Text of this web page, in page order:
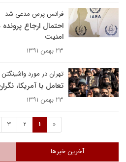
فرانس پرس مدعی شد
احتمال ارجاع
امنیت
۲۳ بهمن ۱۳۹۱
تهران در مورد
تعامل با آمریکا،
۲۳ بهمن ۱۳۹۱
«
1
2
3
آخرین خبرها